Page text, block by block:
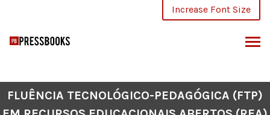
content
Increase Font Size
FLUÊNCIA TECNOLÓGICO-PEDAGÓGICA (FTP)